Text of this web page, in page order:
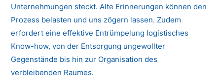
Unternehmungen steckt. Alte Erinnerungen können den
Prozess belasten und uns zögern lassen. Zudem
erfordert eine effektive Entrümpelung logistisches
Know-how, von der Entsorgung ungewollter
Gegenstände bis hin zur Organisation des
verbleibenden Raumes.